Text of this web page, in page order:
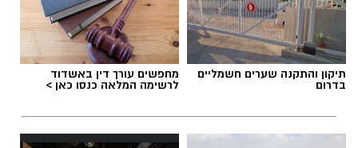
תיקון והתקנה שערים חשמליים
בדרום
מחפשים עורך דין באשדוד
לרשימה המלאה כנסו כאן >